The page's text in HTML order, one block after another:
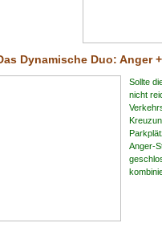
Dynamische Duo: Anger
Sollte
nicht
Anger-